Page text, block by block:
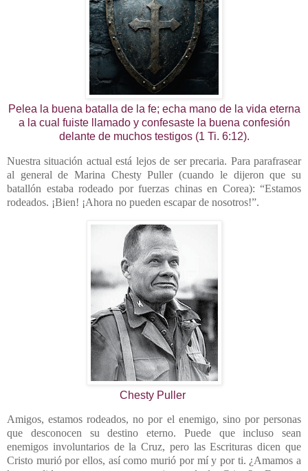
Pelea la buena batalla de la fe; echa mano de la vida eterna
a la cual fuiste llamado y confesaste la buena confesión
delante de muchos testigos (1 Ti. 6:12).
Nuestra situación actual está lejos de ser precaria. Para parafrasear
al general de Marina Chesty Puller (cuando le dijeron que su
batallón estaba rodeado por fuerzas chinas en Corea): “Estamos
rodeados. ¡Bien! ¡Ahora no pueden escapar de nosotros!”.
Chesty Puller
Amigos, estamos rodeados, no por el enemigo, sino por personas
que desconocen su destino eterno. Puede que incluso sean
enemigos involuntarios de la Cruz, pero las Escrituras dicen que
Cristo murió por ellos, así como murió por mí y por ti. ¿Amamos a